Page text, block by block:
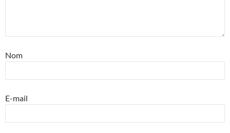
Nom
E-mail